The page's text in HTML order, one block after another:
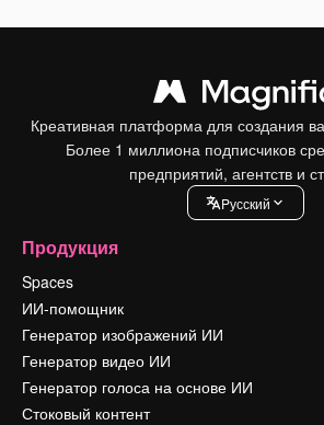
Креативная платформа для создания
Более 1 миллиона подписчиков
предприятий, агентств и
Pусский
Продукция
Spaces
ИИ-помощник
Генератор изображений ИИ
Генератор видео ИИ
Генератор голоса на основе ИИ
Стоковый контент